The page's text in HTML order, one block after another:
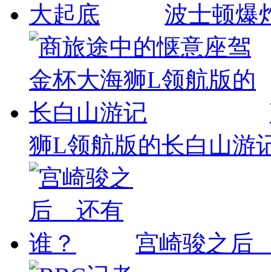
波士顿爆
狮L领航版的长白山游
宫崎骏之后